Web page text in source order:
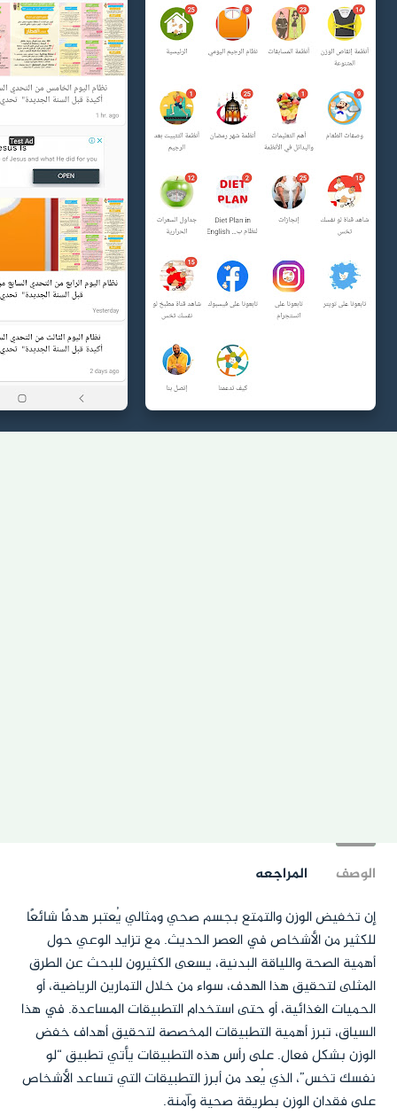
الوصف
المراجعه
إن تخفيض الوزن والتمتع بجسم صحي ومثالي يُعتبر هدفًا شائعًا
للكثير من الأشخاص في العصر الحديث. مع تزايد الوعي حول
أهمية الصحة واللياقة البدنية، يسعى الكثيرون للبحث عن الطرق
المثلى لتحقيق هذا الهدف، سواء من خلال التمارين الرياضية، أو
الحميات الغذائية، أو حتى استخدام التطبيقات المساعدة. في هذا
السياق، تبرز أهمية التطبيقات المخصصة لتحقيق أهداف خفض
الوزن بشكل فعال. على رأس هذه التطبيقات يأتي تطبيق “لو
نفسك تخس”، الذي يُعد من أبرز التطبيقات التي تساعد الأشخاص
على فقدان الوزن بطريقة صحية وآمنة.